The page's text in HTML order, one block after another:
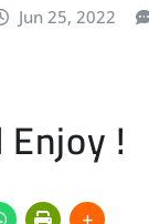
Jun 25, 2022
!